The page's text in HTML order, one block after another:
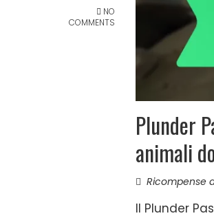
NO
COMMENTS
Plunder
animali
Ricompense
Il Plunder